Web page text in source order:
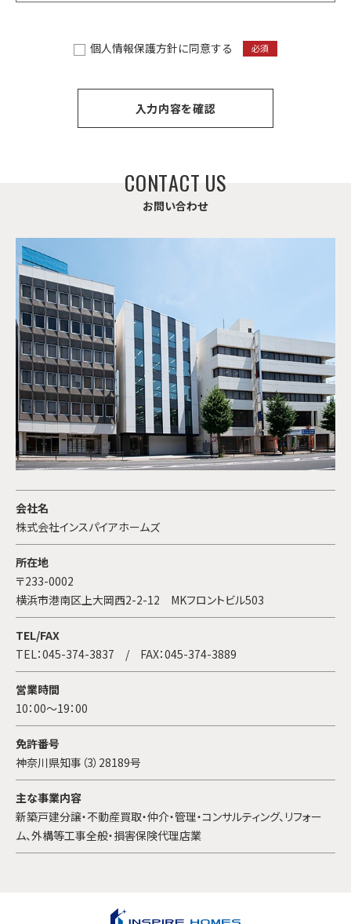
◇ お客様からのお問合せへの対応
◇ サービスや物件、商品に関する情報提供やご提案
確認、ご案内をするため
◇ ダイレクトメール等の送付
◇ お客様に対するアンケートとその分析
◇ 有料サービスをご利用のとき、金融機関等との間で個人
◇ 金融機関にローンを斡旋する場合における特定金融機関
への提示
◇ 提供中のサービス等に関する業務上の連絡
◇ その他何らかの理由でお客様と接触する場合が生じた場
合
第三者への開示・提供について
お客様からご提供いただいた個人情報は、以下のいずれに
該当する場合を除き、第三者へ開示または提供をすること
はありません。
◇ お客様本人の同意がある場合
◇ 法令に基づき開示・提供を求められた場合
◇ 人の生命、身体又は財産の保護のために必要な場合であ
って、お客様の同意を得ることが困難である場合
◇ 国又は地方公共団体等が公的な事務を実施するうえで、
協力する必要がある場合であって、お客様の同意を得る
合
◇ 事項4に掲げる者に対して提供する場合
個人情報の更新、利用の停止について
① 当社からお客様に送付するサービス、商品のご案内やそ
の他の通知について、お客様が送付の停止を希望される
場合は、当該通知発行部署または、個人情報取扱部署ま
でご連絡ください。
② お客様が当社に対し、当社が保有しているお客様の個人
情報の開示及び個人情報の訂正、追加または削除を請求
される場合は、個人情報取扱部署に対し、書面または電
必要な書類等の提示を求めるものとします。
個人情報保護方針に同意する 必須
CONTACT US
お問い合わせ
会社名
株式会社インスパイアホームズ
所在地
〒233-0002
横浜市港南区上大岡西2-2-12 MKフロントビル503
TEL/FAX
TEL：045-374-3837 / FAX：045-374-3889
営業時間
10：00～19：00
免許番号
神奈川県知事（3）28189号
主な事業内容
新築戸建分譲・不動産買取・仲介・管理・コンサルティング、リフォー
ム、外構等工事全般・損害保険代理店業